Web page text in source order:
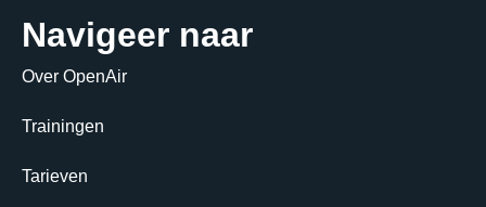
Navigeer naar
Over OpenAir
Trainingen
Tarieven